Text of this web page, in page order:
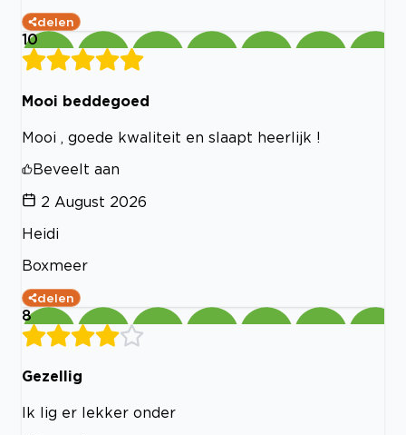
delen
10
Mooi beddegoed
Mooi , goede kwaliteit en slaapt heerlijk !
Beveelt aan
2 August 2026
Heidi
Boxmeer
delen
8
Gezellig
Ik lig er lekker onder